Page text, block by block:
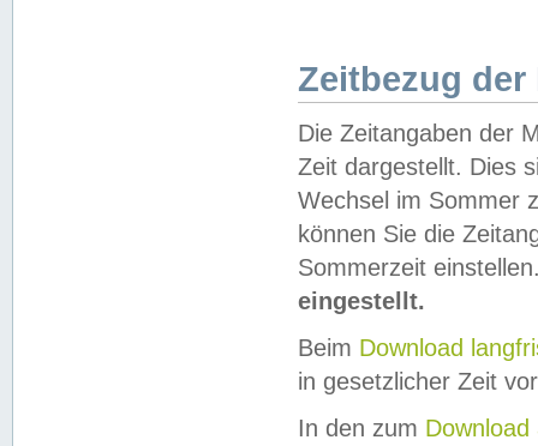
Zeitbezug der
Die Zeitangaben der
Zeit dargestellt. Dies
Wechsel im Sommer
können Sie die
Sommerzeit
eingestellt.
Beim Download
in gesetzlicher Zeit
In den zum Download